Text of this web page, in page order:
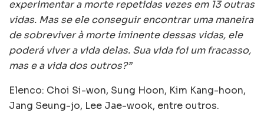
experimentar a morte repetidas vezes em 13 outras
vidas. Mas se ele conseguir encontrar uma maneira
de sobreviver à morte iminente dessas vidas, ele
poderá viver a vida delas. Sua vida foi um fracasso,
mas e a vida dos outros?”
Elenco: Choi Si-won, Sung Hoon, Kim Kang-hoon,
Jang Seung-jo, Lee Jae-wook, entre outros.